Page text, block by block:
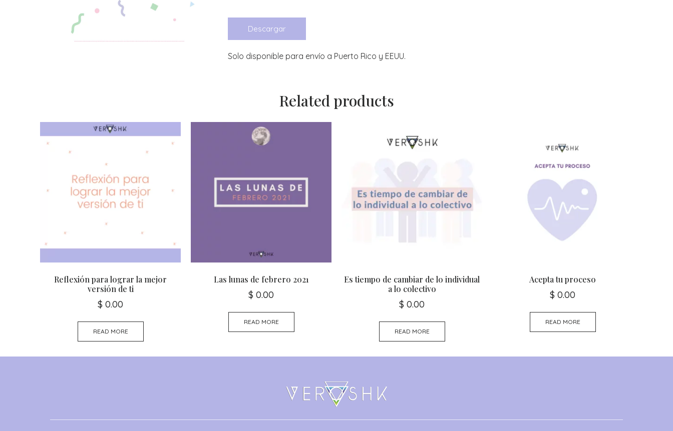
Descargar
Solo disponible para envío a Puerto Rico y EEUU.
Related products
Reflexión para lograr la mejor
versión de ti
$ 0.00
READ MORE
Las lunas de febrero 2021
$ 0.00
READ MORE
Es tiempo de cambiar de lo individual
a lo colectivo
$ 0.00
READ MORE
Acepta tu proceso
$ 0.00
READ MORE